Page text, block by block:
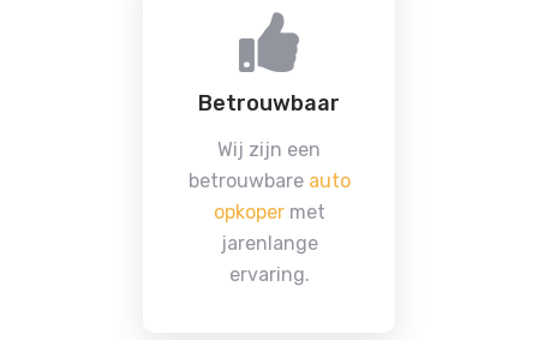
Betrouwbaar
Wij zijn een
betrouwbare auto
opkopermet
jarenlange
ervaring.